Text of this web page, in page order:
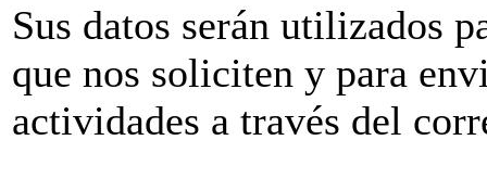
Sus datos serán utilizados
que nos soliciten y para
actividades a través del